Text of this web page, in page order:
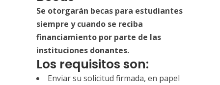
Se otorgarán becas para estudiantes
siempre y cuando se reciba
financiamiento por parte de las
instituciones donantes.
Los requisitos son:
Enviar su solicitud firmada, en papel